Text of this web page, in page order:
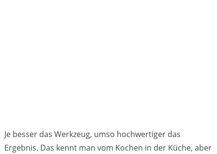
Je besser das Werkzeug, umso hochwertiger das
Ergebnis. Das kennt man vom Kochen in der Küche, aber